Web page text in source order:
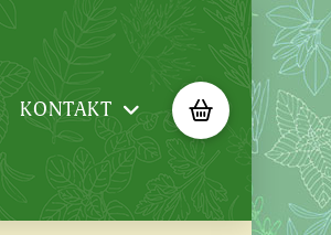
KONTAKT